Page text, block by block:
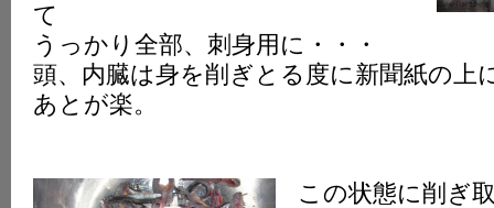
て
うっかり全部、刺身用に・・・
頭、内臓は身を削ぎとる度に新聞紙の上
あとが楽。
この状態に削ぎ